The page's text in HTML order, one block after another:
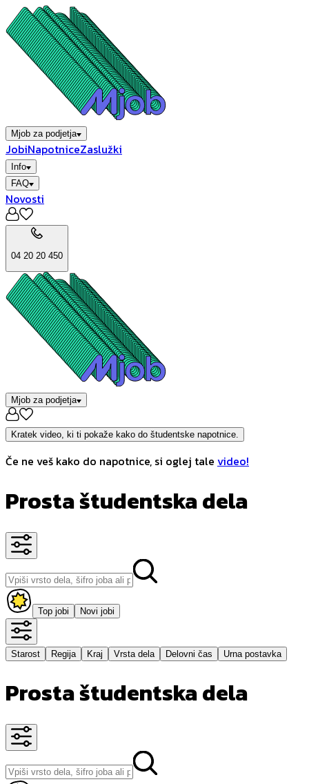
Mjob za podjetja
JobiNapotniceZaslužki
Info
FAQ
Novosti
04 20 20 450
Mjob za podjetja
Kratek video, ki ti pokaže kako do študentske napotnice.
Če ne veš kako do napotnice, si oglej tale video!
Prosta študentska dela
Top jobi Novi jobi
Starost Regija Kraj Vrsta dela Delovni čas Urna postavka
Prosta študentska dela